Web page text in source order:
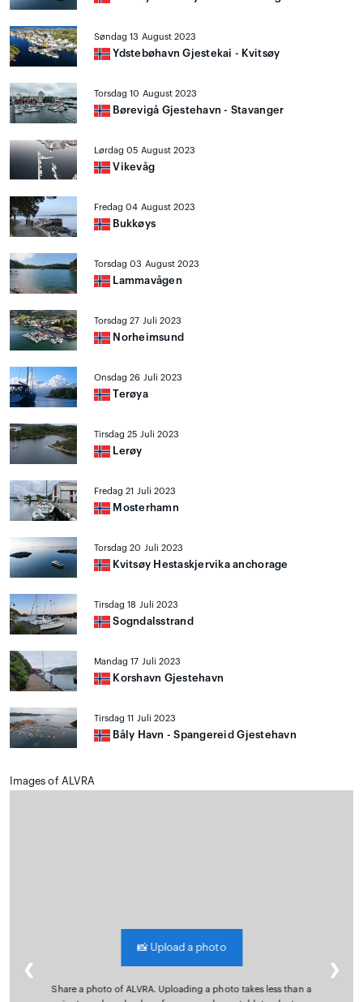
Søndag 13 August 2023
Ydstebøhavn Gjestekai - Kvitsøy
Torsdag 10 August 2023
Børevigå Gjestehavn - Stavanger
Lørdag 05 August 2023
Vikevåg
Fredag 04 August 2023
Bukkøys
Torsdag 03 August 2023
Lammavågen
Torsdag 27 Juli 2023
Norheimsund
Onsdag 26 Juli 2023
Terøya
Tirsdag 25 Juli 2023
Lerøy
Fredag 21 Juli 2023
Mosterhamn
Torsdag 20 Juli 2023
Kvitsøy Hestaskjervika anchorage
Tirsdag 18 Juli 2023
Sogndalsstrand
Mandag 17 Juli 2023
Korshavn Gjestehavn
Tirsdag 11 Juli 2023
Båly Havn - Spangereid Gjestehavn
Images of ALVRA
📸Upload a photo
Share a photo of ALVRA. Uploading a photo takes less than a
❮ ❯